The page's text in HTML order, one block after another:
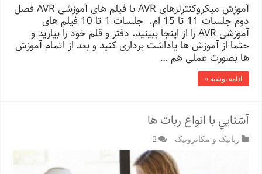
آموزش میکروکنترلرهای AVR با فیلم های آموزشی AVR فصل
دوم جلسات 11 تا 15 ام. جلسات 1 تا 10 فیلم های
آموزشی AVR را از اینجا ببینید. دفتر و قلم خود را بیارید و
حتما از آموزش ها یاداشت برداری کنید و بعد از اتمام آموزش
ها بصورت عملی هم …
ادامه نوشته »
آشنايي با انواع ربات ها
رباتیک و مکاترونیک 2